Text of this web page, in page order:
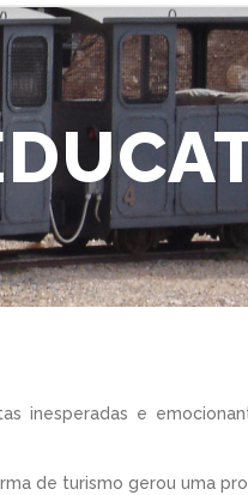
inesperadas e
de turismo gerou uma